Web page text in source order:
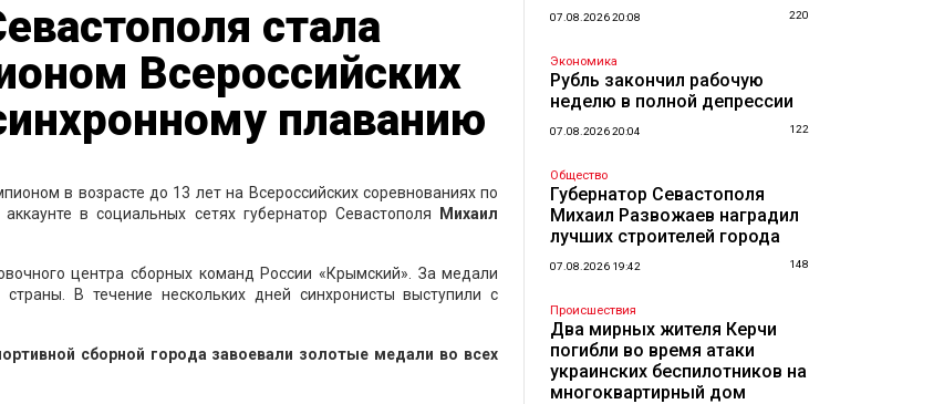
стала
Всероссийских
плаванию
в возрасте до 13 лет на Всероссийских соревнованиях по
в социальных сетях губернатор Севастополя
Михаил
центра сборных команд России «Крымский». За медали
В течение нескольких дней синхронисты выступили с
сборной города завоевали золотые медали во всех
07.08.2026 20:08 220
Экономика
Рубль закончил рабочую
неделю в полной депрессии
07.08.2026 20:04 122
Общество
Губернатор Севастополя
Михаил Развожаев наградил
лучших строителей города
07.08.2026 19:42 148
Происшествия
Два мирных жителя Керчи
погибли во время атаки
украинских беспилотников на
многоквартирный дом